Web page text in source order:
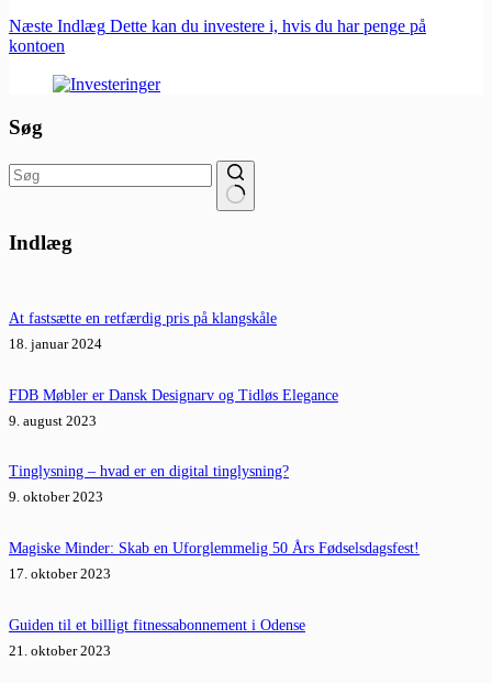
Næste Indlæg Dette kan du investere i, hvis du har penge på
kontoen
Søg
resultater
Indlæg
At fastsætte en retfærdig pris på klangskåle
18. januar 2024
FDB Møbler er Dansk Designarv og Tidløs Elegance
9. august 2023
Tinglysning – hvad er en digital tinglysning?
9. oktober 2023
Magiske Minder: Skab en Uforglemmelig 50 Års Fødselsdagsfest!
17. oktober 2023
Guiden til et billigt fitnessabonnement i Odense
21. oktober 2023